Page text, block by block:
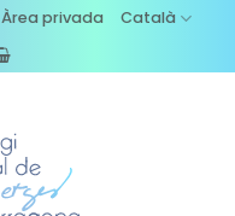
Àrea privada
Català